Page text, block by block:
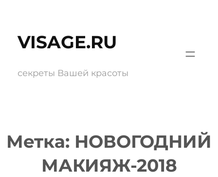
содержимому
VISAGE.RU
секреты Вашей красоты
Метка: НОВОГОДНИЙ
МАКИЯЖ-2018